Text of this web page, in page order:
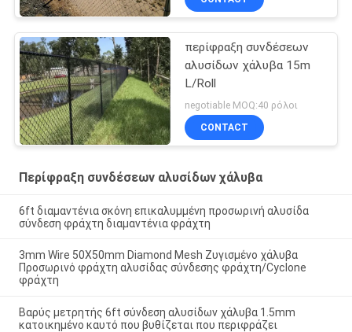
περίφραξη συνδέσεων
αλυσίδων χάλυβα 15m
L/Roll
negotiable MOQ:40 ρόλοι
CONTACT
Περίφραξη συνδέσεων αλυσίδων χάλυβα
6ft διαμαντένια σκόνη επικαλυμμένη προσωρινή αλυσίδα
σύνδεση φράχτη διαμαντένια φράχτη
3mm Wire 50X50mm Diamond Mesh Ζυγισμένο χάλυβα
Προσωρινό φράχτη αλυσίδας σύνδεσης φράχτη/Cyclone
φράχτη
Βαρύς μετρητής 6ft σύνδεση αλυσίδων χάλυβα 1.5mm
κατοικημένο καυτό που βυθίζεται που περιφράζει